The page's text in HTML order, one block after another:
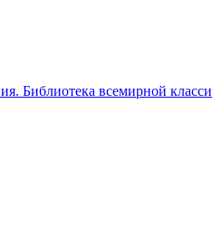
Библиотека всемирной класси